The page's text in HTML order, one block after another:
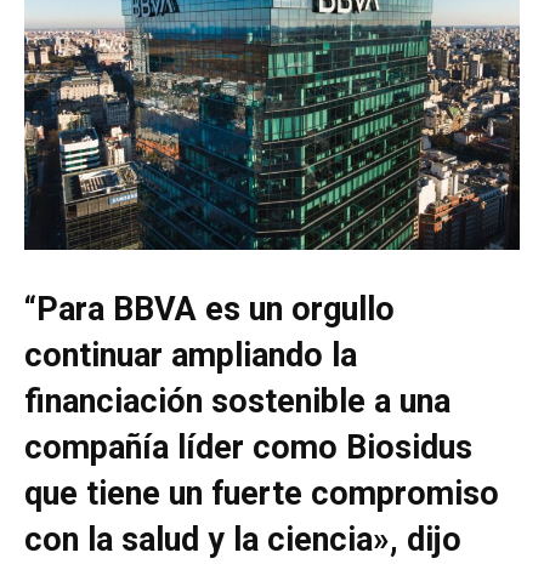
“Para BBVA es un orgullo
continuar ampliando la
financiación sostenible a una
compañía líder como Biosidus
que tiene un fuerte compromiso
con la salud y la ciencia», dijo